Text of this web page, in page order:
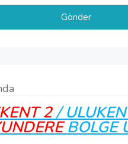
2/
BÖLGE